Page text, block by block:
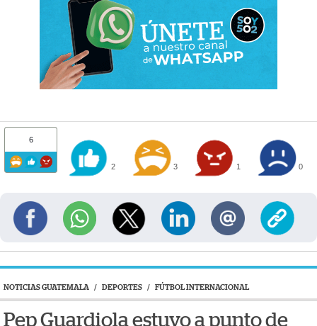
6
2 3 1 0
NOTICIAS GUATEMALA / DEPORTES / FÚTBOL INTERNACIONAL
Pep Guardiola estuvo a punto de